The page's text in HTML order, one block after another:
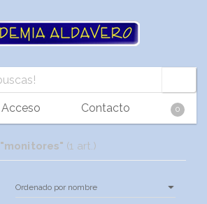
Acceso Contacto 0
"monitores" (1 art.)